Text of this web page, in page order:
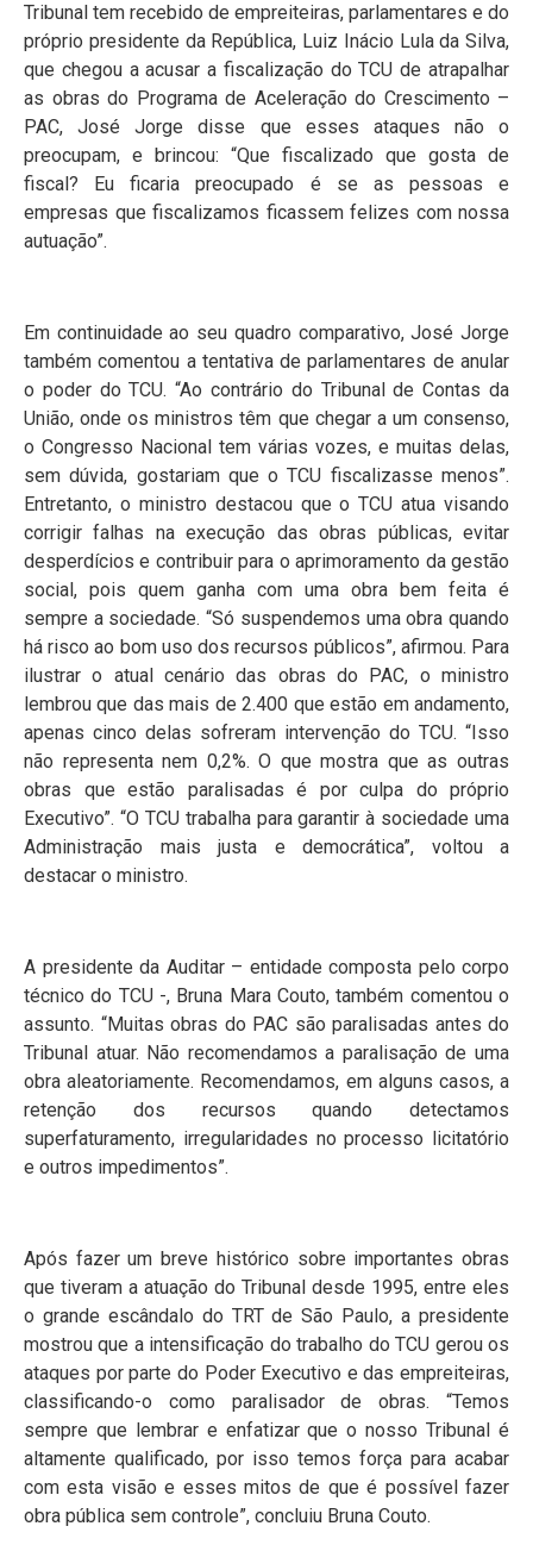
Tribunal tem recebido de empreiteiras, parlamentares e do
próprio presidente da República, Luiz Inácio Lula da Silva,
que chegou a acusar a fiscalização do TCU de atrapalhar
as obras do Programa de Aceleração do Crescimento –
PAC, José Jorge disse que esses ataques não o
preocupam, e brincou: “Que fiscalizado que gosta de
fiscal? Eu ficaria preocupado é se as pessoas e
empresas que fiscalizamos ficassem felizes com nossa
autuação”.
Em continuidade ao seu quadro comparativo, José Jorge
também comentou a tentativa de parlamentares de anular
o poder do TCU. “Ao contrário do Tribunal de Contas da
União, onde os ministros têm que chegar a um consenso,
o Congresso Nacional tem várias vozes, e muitas delas,
sem dúvida, gostariam que o TCU fiscalizasse menos”.
Entretanto, o ministro destacou que o TCU atua visando
corrigir falhas na execução das obras públicas, evitar
desperdícios e contribuir para o aprimoramento da gestão
social, pois quem ganha com uma obra bem feita é
sempre a sociedade. “Só suspendemos uma obra quando
há risco ao bom uso dos recursos públicos”, afirmou. Para
ilustrar o atual cenário das obras do PAC, o ministro
lembrou que das mais de 2.400 que estão em andamento,
apenas cinco delas sofreram intervenção do TCU. “Isso
não representa nem 0,2%. O que mostra que as outras
obras que estão paralisadas é por culpa do próprio
Executivo”. “O TCU trabalha para garantir à sociedade uma
Administração mais justa e democrática”, voltou a
destacar o ministro.
A presidente da Auditar – entidade composta pelo corpo
técnico do TCU -, Bruna Mara Couto, também comentou o
assunto. “Muitas obras do PAC são paralisadas antes do
Tribunal atuar. Não recomendamos a paralisação de uma
obra aleatoriamente. Recomendamos, em alguns casos, a
retenção dos recursos quando detectamos
superfaturamento, irregularidades no processo licitatório
e outros impedimentos”.
Após fazer um breve histórico sobre importantes obras
que tiveram a atuação do Tribunal desde 1995, entre eles
o grande escândalo do TRT de São Paulo, a presidente
mostrou que a intensificação do trabalho do TCU gerou os
ataques por parte do Poder Executivo e das empreiteiras,
classificando-o como paralisador de obras. “Temos
sempre que lembrar e enfatizar que o nosso Tribunal é
altamente qualificado, por isso temos força para acabar
com esta visão e esses mitos de que é possível fazer
obra pública sem controle”, concluiu Bruna Couto.